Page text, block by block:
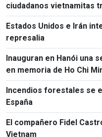
ciudadanos vietnamitas
Kumamoto
Estados Unidos e Irán
represalia
Inauguran en Hanói una
en memoria de Ho Chi
Incendios forestales se
España
El compañero Fidel
Vietnam